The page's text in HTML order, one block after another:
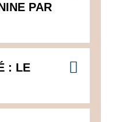
PAR
: LE